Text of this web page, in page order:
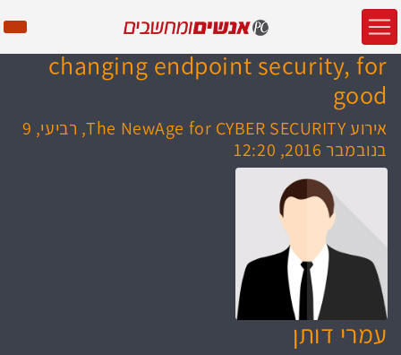
changing endpoint security, for
good
אירוע The NewAge for CYBER SECURITY, רביעי, 9
בנובמבר 2016, 12:20
עמרי דותן